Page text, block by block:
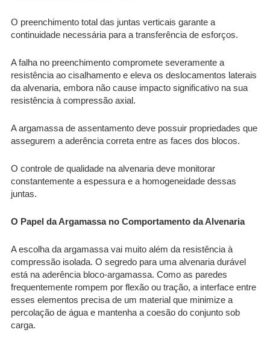
O preenchimento total das juntas verticais garante a
continuidade necessária para a transferência de esforços.
A falha no preenchimento compromete severamente a
resistência ao cisalhamento e eleva os deslocamentos laterais
da alvenaria, embora não cause impacto significativo na sua
resistência à compressão axial.
A argamassa de assentamento deve possuir propriedades que
assegurem a aderência correta entre as faces dos blocos.
O controle de qualidade na alvenaria deve monitorar
constantemente a espessura e a homogeneidade dessas
juntas.
O Papel da Argamassa no Comportamento da Alvenaria
A escolha da argamassa vai muito além da resistência à
compressão isolada. O segredo para uma alvenaria durável
está na aderência bloco-argamassa. Como as paredes
frequentemente rompem por flexão ou tração, a interface entre
esses elementos precisa de um material que minimize a
percolação de água e mantenha a coesão do conjunto sob
carga.